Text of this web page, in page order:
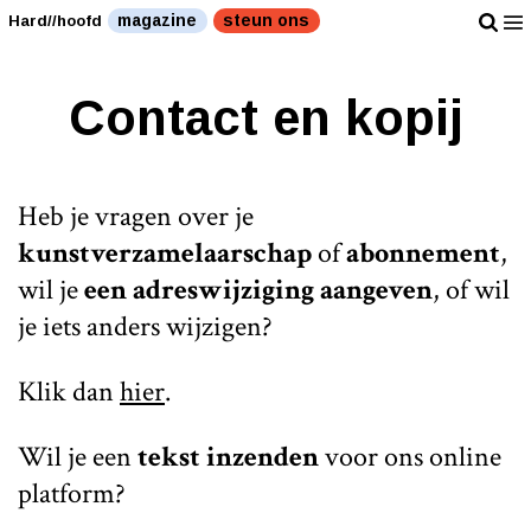
Hard//hoofd magazine steun ons
Contact en kopij
Heb je vragen over je
kunstverzamelaarschapofabonnement,
wil jeeen adreswijziging aangeven, of wil
je iets anders wijzigen?
Klik danhier.
Wil je eentekst inzendenvoor ons online
platform?